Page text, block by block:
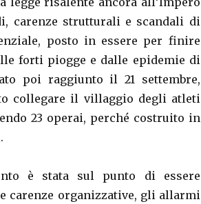
carenze strutturali e scandali di
posto in essere per finire
forti piogge e dalle epidemie di
poi raggiunto il 21 settembre,
collegare il villaggio degli atleti
23 operai, perché costruito in
è stata sul punto di essere
carenze organizzative, gli allarmi